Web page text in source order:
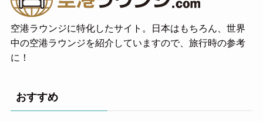
空港ラウンジに特化したサイト。日本はもちろん、世界
中の空港ラウンジを紹介していますので、旅行時の参考
に！
おすすめ